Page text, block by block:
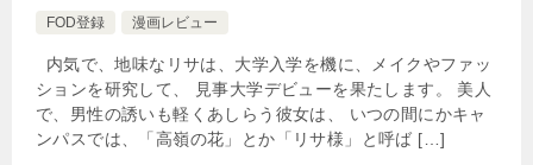
FOD登録
漫画レビュー
内気で、地味なリサは、大学入学を機に、メイクやファッ
ションを研究して、 見事大学デビューを果たします。 美人
で、男性の誘いも軽くあしらう彼女は、 いつの間にかキャ
ンパスでは、「高嶺の花」とか「リサ様」と呼ば […]